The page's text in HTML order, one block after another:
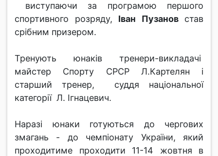
виступаючи за програмою першого
спортивного розряду, Іван Пузановстав
срібним призером.
Тренують юнаків тренери-викладачі
майстер Спорту СРСР Л.Картелян і
старший тренер, суддя національної
категорії Л. Ігнацевич.
Наразі юнаки готуються до чергових
змагань - до чемпіонату України, який
проходитиме проходити 11-14 жовтня в